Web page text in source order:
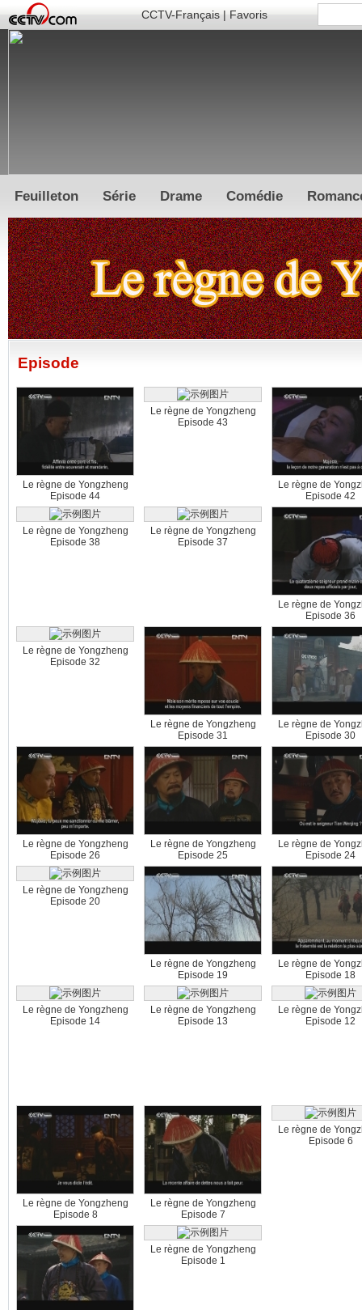
CCTV-Français|Favoris
Feuilleton Série Drame Comédie
Episode
Le règne de Yongzheng
Episode 44
Le règne de Yongzheng
Episode 43
Le règne de
Episode 42
Le règne de Yongzheng
Episode 38
Le règne de Yongzheng
Episode 37
Le règne de
Episode 36
Le règne de Yongzheng
Episode 32
Le règne de Yongzheng
Episode 31
Le règne de
Episode 30
Le règne de Yongzheng
Episode 26
Le règne de Yongzheng
Episode 25
Le règne de
Episode 24
Le règne de Yongzheng
Episode 20
Le règne de Yongzheng
Episode 19
Le règne de
Episode 18
Le règne de Yongzheng
Episode 14
Le règne de Yongzheng
Episode 13
Le règne de
Episode 12
Le règne de Yongzheng
Episode 8
Le règne de Yongzheng
Episode 7
Le règne de
Episode 6
Le règne de Yongzheng
Episode 1